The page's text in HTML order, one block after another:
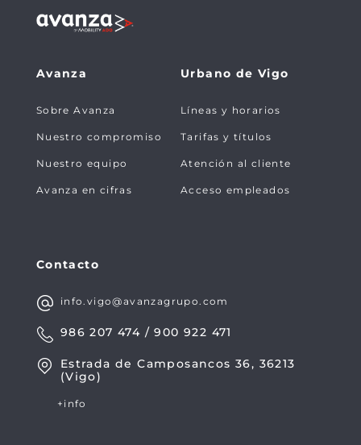
Avanza
Sobre Avanza
Nuestro compromiso
Nuestro equipo
Avanza en cifras
Urbano de Vigo
Líneas y horarios
Tarifas y títulos
Atención al cliente
Acceso empleados
Contacto
info.vigo@avanzagrupo.com
986 207 474 / 900 922 471
Estrada de Camposancos 36, 36213
(Vigo)
+info